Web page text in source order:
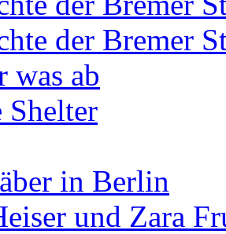
der Bremer
was ab
Shelter
in Berlin
und Zara